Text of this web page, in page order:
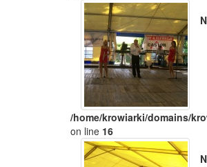
/home/krowiarki/domains/
on line 16